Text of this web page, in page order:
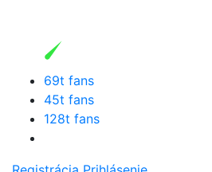
69t fans
45t fans
128t fans